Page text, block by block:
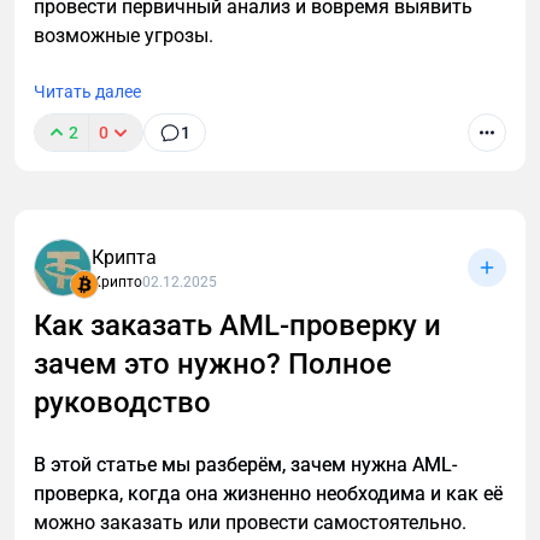
Вы погашаете часть долга заемщика.
Получаете collateral + liquidation
bonus (обычно 4–10%, в V4 — динамический).
Потенциал: Высокий в волатильные периоды.
Требования: Капитал, быстрые транзакции,
знание механики.
Это активный, но прибыльный способ, особенно на
крупных позициях.
5. Flash Loans (Мгновенные займы)
Aave известен flash loans — займами без
обеспечения, которые должны быть возвращены в
одной транзакции.
провести первичный анализ и вовремя выявить
возможные угрозы.
Читать далее
2 0 1
Крипта
Крипто02.12.2025
Как заказать AML-проверку и
зачем это нужно? Полное
руководство
В этой статье мы разберём, зачем нужна AML-
проверка, когда она жизненно необходима и как её
можно заказать или провести самостоятельно.